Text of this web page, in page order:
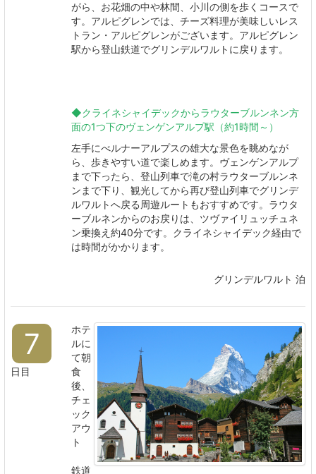
がら、お花畑の中や林間、小川の側を歩くコースで
す。アルピグレンでは、チーズ料理が美味しいレス
トラン・アルピグレンがございます。アルピグレン
駅から登山鉄道でグリンデルワルトに戻ります。
◆クライネシャイデックからラウターブルンネン方
面の1つ下のヴェンゲンアルプ駅（約1時間～）
左手にべルナーアルプスの雄大な景色を眺めなが
ら、歩きやすい道で楽しめます。ヴェンゲンアルプ
まで下ったら、登山列車で滝の村ラウターブルンネ
ンまで下り、観光してから再び登山列車でグリンデ
ルワルトへ戻る周遊ルートもおすすめです。ラウタ
ーブルネンからのお戻りは、ツヴァイリュッチュネ
ン乗換え約40分です。クライネシャイデック経由で
は時間がかかります。
グリンデルワルト 泊
7
日目
ホテ
ルに
て朝
食
後、
チェ
ック
アウ
ト
鉄道